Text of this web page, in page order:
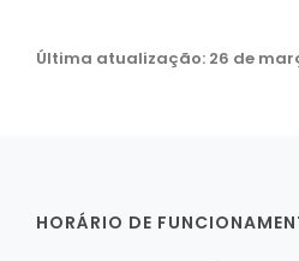
Última atualização: 26 de
HORÁRIO DE